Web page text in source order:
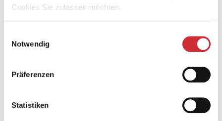
Cookies Sie zulassen möchten.
Notwendig
Präferenzen
Statistiken
Schauspiel in fünf Aufzügen von Johann Wolfgang von
Goethe & Julienne De Muirier
Zuletzt am DNT: Spielzeit 1996/97